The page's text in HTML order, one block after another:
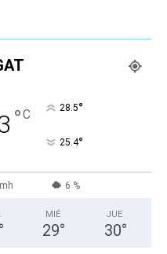
°C 28.5°
25.4°
6 %
°
MIÉ
29°
JUE
30°